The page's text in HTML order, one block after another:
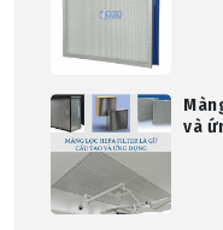
và